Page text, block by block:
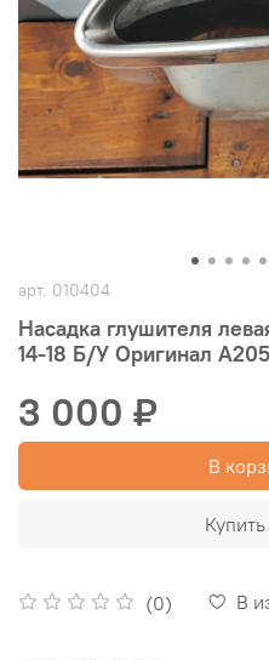
арт. 010404
Насадка глушителя
14-18 Б/У Оригинал
(0) В
3 000 ₽
В